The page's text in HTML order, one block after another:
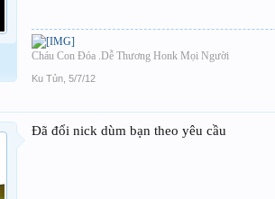
Cháu Con Đóa .Dễ Thương Honk Mọi Người
Ku Tủn 5/7/12
Đã đổi nick dùm bạn theo yêu cầu